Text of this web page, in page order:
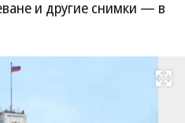
и другие снимки — в
Развернуть